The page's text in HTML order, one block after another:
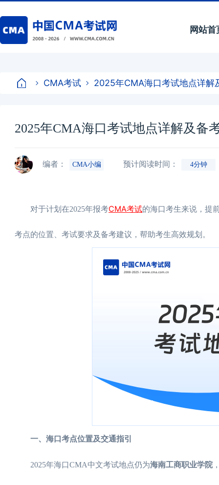
网站首
CMA考试 2025年CMA海口考试地点详解
2025年CMA海口考试地点详解及备
编者： CMA小编 预计阅读时间： 4分钟
对于计划在2025年报考CMA考试的海口考生来说，提
考点的位置、考试要求及备考建议，帮助考生高效规划。
一、海口考点位置及交通指引
2025年海口CMA中文考试地点仍为海南工商职业学院